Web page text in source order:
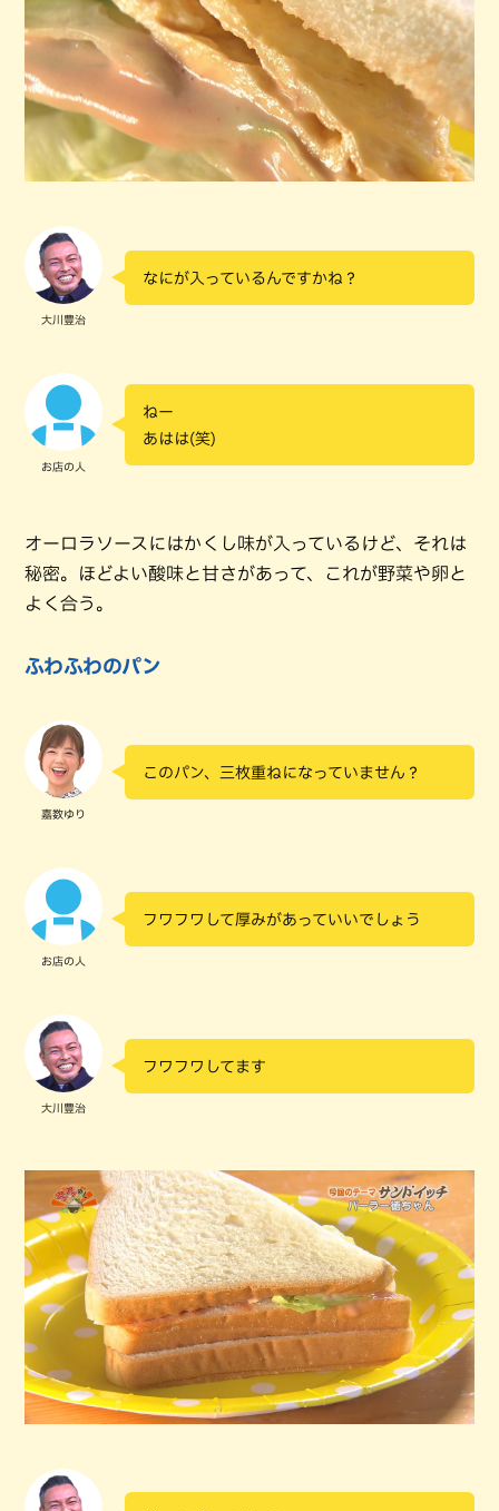
大川豊治
なにが入っているんですかね？
お店の人
ねー
あはは(笑)
オーロラソースにはかくし味が入っているけど、それは
秘密。ほどよい酸味と甘さがあって、これが野菜や卵と
よく合う。
ふわふわのパン
嘉数ゆり
このパン、三枚重ねになっていません？
お店の人
フワフワして厚みがあっていいでしょう
大川豊治
フワフワしてます